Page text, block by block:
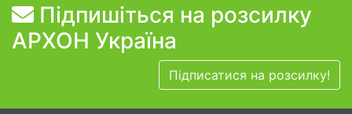
Підпишіться на розсилку
АРХОН Україна
Підписатися на розсилку!